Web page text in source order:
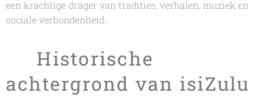
een krachtige drager van tradities, verhalen, muziek en
sociale verbondenheid.
🧭 Historische
achtergrond van isiZulu